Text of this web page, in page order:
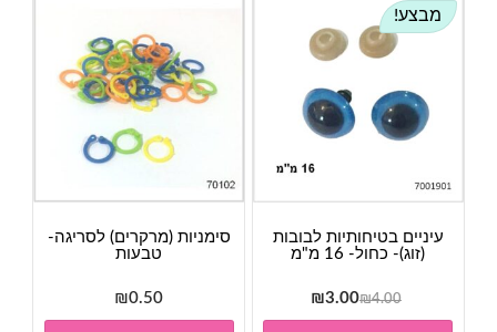
מבצע!
עיניים בטיחותיות לבובות
(זוג)- כחול- 16 מ"מ
₪4.00
המחיר
המקורי
₪3.00
הנוכחי
סימניות (מרקרים) לסריגה-
טבעות
₪0.50